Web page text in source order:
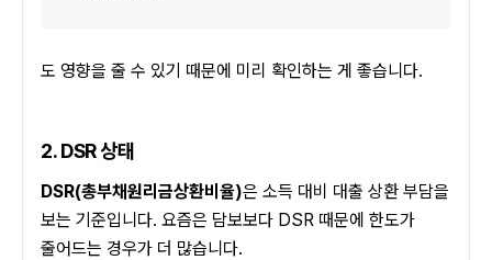
도 영향을 줄 수 있기 때문에 미리 확인하는 게 좋습니다.
2. DSR 상태
DSR(총부채원리금상환비율)은 소득 대비 대출 상환 부담을
보는 기준입니다. 요즘은 담보보다 DSR 때문에 한도가
줄어드는 경우가 더 많습니다.